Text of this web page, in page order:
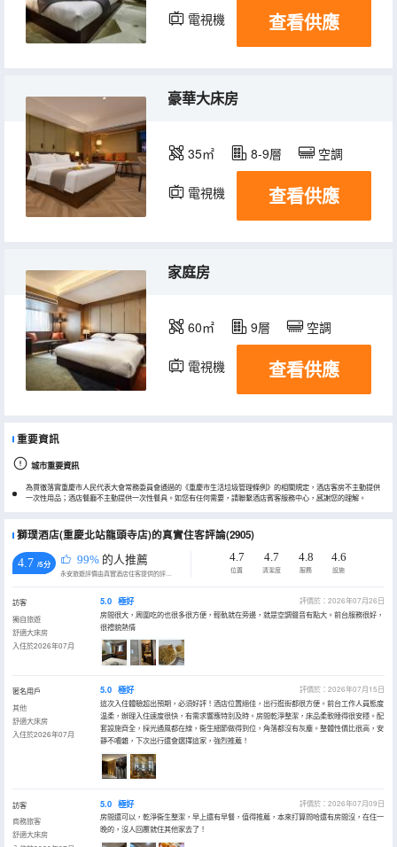
電視機 查看供應
豪華大床房
35㎡ 8-9層 空調
電視機 查看供應
家庭房
60㎡ 9層 空調
電視機 查看供應
重要資訊
城市重要資訊
為貫徹落實重慶市人民代表大會常務委員會通過的《重慶市生活垃圾管理條例》的相關規定，酒店客房不主動提供
一次性用品；酒店餐廳不主動提供一次性餐具。如您有任何需要，請聯繫酒店賓客服務中心，感謝您的理解。
獅璞酒店(重慶北站龍頭寺店)的真實住客評論(2905)
4.7 /5分 99% 的人推薦
永安旅遊評價由真實酒店住客提供的評價。
4.7
位置
4.7
清潔度
4.8
服務
4.6
設施
訪客
獨自旅遊
舒適大床房
入住於2026年07月
5.0 極好
評價於：2026年07月26日
房間很大，周圍吃的也很多很方便，輕軌就在旁邊，就是空調聲音有點大。前台服務很好，
很禮貌熱情
匿名用戶
其他
舒適大床房
入住於2026年07月
5.0 極好
評價於：2026年07月15日
這次入住體驗超出預期，必須好評！酒店位置絕佳，出行逛街都很方便。前台工作人員態度
温柔，辦理入住速度很快，有需求響應特別及時。房間乾淨整潔，床品柔軟睡得很安穩。配
套設施齊全，採光通風都在線，衞生細節做得到位，角落都沒有灰塵。整體性價比很高，安
靜不嘈雜，下次出行還會選擇這家，強烈推薦！
訪客
商務旅客
舒適大床房
5.0 極好
評價於：2026年07月09日
房間還可以，乾淨衞生整潔，早上還有早餐，值得推薦，本來打算問哈還有房間沒，在住一
晚的，沒人回覆就住其他家去了！